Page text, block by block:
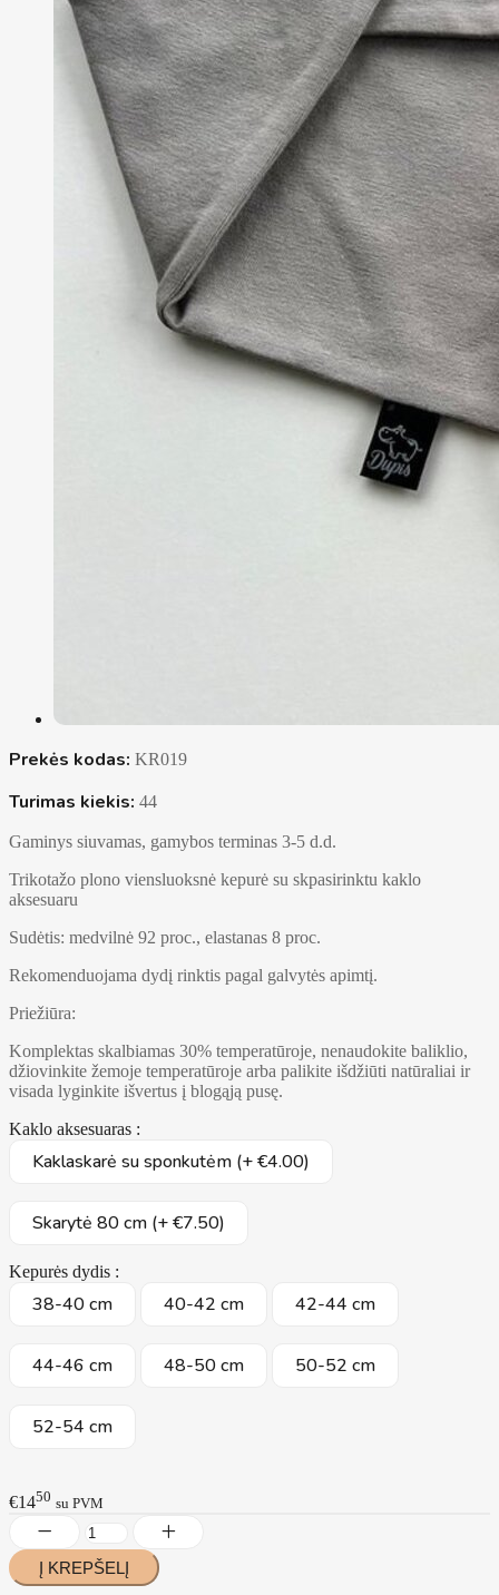
Prekės kodas: KR019
Turimas kiekis: 44
Gaminys siuvamas, gamybos terminas 3-5 d.d.
Trikotažo plono viensluoksnė kepurė su skpasirinktu kaklo
aksesuaru
Sudėtis: medvilnė 92 proc., elastanas 8 proc.
Rekomenduojama dydį rinktis pagal galvytės apimtį.
Priežiūra:
Komplektas skalbiamas 30% temperatūroje, nenaudokite baliklio,
džiovinkite žemoje temperatūroje arba palikite išdžiūti natūraliai ir
visada lyginkite išvertus į blogąją pusę.
Kaklo aksesuaras :
Kaklaskarė su sponkutėm (+ €4.00)
Skarytė 80 cm (+ €7.50)
Kepurės dydis :
38-40 cm 40-42 cm 42-44 cm
44-46 cm 48-50 cm 50-52 cm
52-54 cm
€1450 su PVM